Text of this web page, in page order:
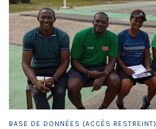
BASE DE DONNÉES (ACCÈS RESTREINT)